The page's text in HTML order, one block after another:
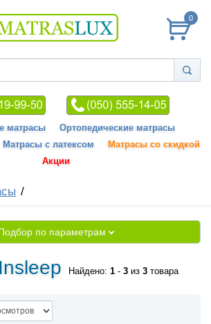
0
матрасы
Ортопедические матрасы
Матрасы с латексом
Матрасы со скидкой
Акции
по параметрам
Найдено: 1 - 3 из 3 товара